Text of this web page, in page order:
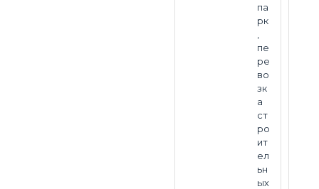
па
рк
пе
ре
во
зк
а
ст
ро
ит
ел
ьн
ых